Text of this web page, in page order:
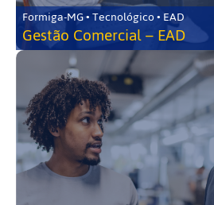
Formiga-MG • Tecnológico • EAD
Gestão Comercial – EAD